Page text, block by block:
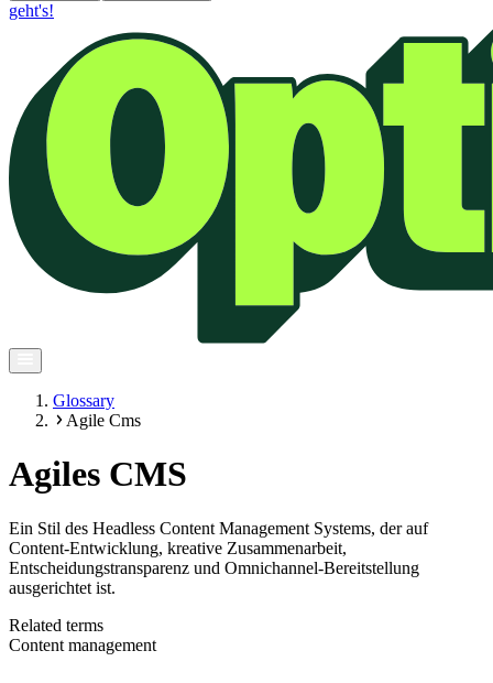
geht's!
Glossary
Agile Cms
Agiles CMS
Ein Stil des Headless Content Management Systems, der auf
Content-Entwicklung, kreative Zusammenarbeit,
Entscheidungstransparenz und Omnichannel-Bereitstellung
ausgerichtet ist.
Related terms
Content management